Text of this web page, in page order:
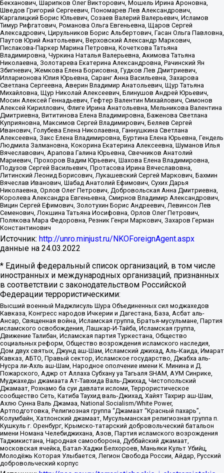
Бекханович, Шарипков Олег Викторович, Мошель Ирина Ароновна,
Шведов Григорий Сергеевич, Пономарев Лев Александрович,
Каргалицкий Борис Юльевич, Созаев Валерий Валерьевич, Исламов
Тимур Рифгатович, Романова Ольга Евгеньевна, Щаров Сергей
Алексадрович, Цирульников Борис Альбертович, Гасан Ольга Павловна,
Паутов Юрий Анатольевич, Верховский Александр Маркович,
Пислакова-Паркер Марина Петровна, Кочеткова Татьяна
Владимировна, Чуркина Наталья Валерьевна, Акимова Татьяна
Николаевна, Золотарева Екатерина Александровна, Рачинский Ян
Збигневич, Жемкова Елена Борисовна, Гудков Лев Дмитриевич,
Илларионова Юлия Юрьевна, Саранг Анна Васильевна, Захарова
Светлана Сергеевна, Аверин Владимир Анатольевич, Щур Татьяна
Михайловна, Щур Николай Алексеевич, Блинушов Андрей Юрьевич,
Мосин Алексей Геннадьевич, Гефтер Валентин Михайлович, Симонов
Алексей Кириллович, Флиге Ирина Анатольевна, Мельникова Валентина
Дмитриевна, Вититинова Елена Владимировна, Баженова Светлана
Куприяновна, Максимов Сергей Владимирович, Беляев Сергей
Иванович, Голубева Елена Николаевна, Ганнушкина Светлана
Алексеевна, Закс Елена Владимировна, Буртина Елена Юрьевна, Гендель
Людмила Залмановна, Кокорина Екатерина Алексеевна, Шуманов Илья
Вячеславович, Арапова Галина Юрьевна, Свечников Анатолий
Мариевич, Прохоров Вадим Юрьевич, Шахова Елена Владимировна,
Подузов Сергей Васильевич, Протасова Ирина Вячеславовна,
Литинский Леонид Борисович, Лукашевский Сергей Маркович, Бахмин
Вячеслав Иванович, Шабад Анатолий Ефимович, Сухих Дарья
Николаевна, Орлов Олег Петрович, Добровольская Анна Дмитриевна,
Королева Александра Евгеньевна, Смирнов Владимир Александрович,
Вицин Сергей Ефимович, Золотухин Борис Андреевич, Левинсон Лев
Семенович, Локшина Татьяна Иосифовна, Орлов Олег Петрович,
Полякова Мара Федоровна, Резник Генри Маркович, Захаров Герман
Константинович
Источник: http://unro.minjust.ru/NKOForeignAgent.aspx
данные на 24.03.2022
* Единый федеральный список организаций, в том числе
иностранных и международных организаций, признанных
в соответствии с законодательством Российской
Федерации террористическими:
Высший военный Маджлисуль Шура Объединенных сил моджахедов
Кавказа, Конгресс народов Ичкерии и Дагестана, База, Асбат аль-
Ансар, Священная война, Исламская группа, Братья-мусульмане, Партия
исламского освобождения, Лашкар-И-Тайба, Исламская группа,
Движение Талибан, Исламская партия Туркестана, Общество
социальных реформ, Общество возрождения исламского наследия,
Дом двух святых, Джунд аш-Шам, Исламский джихад, Аль-Каида, Имарат
Кавказ, АБТО, Правый сектор, Исламское государство, Джабха аль-
Нусра ли-Ахль аш-Шам, Народное ополчение имени К. Минина и Д.
Пожарского, Аджр от Аллаха Субхану уа Тагьаля SHAM, АУМ Синрике,
Муджахеды джамаата Ат-Тавхида Валь-Джихад, Чистопольский
Джамаат, Рохнамо ба суи давлати исломи, Террористическое
сообщество Сеть, Катиба Таухид валь-Джихад, Хайят Тахрир аш-Шам,
Ахлю Сунна Валь Джамаа, National Socialism/White Power,
Артподготовка, Религиозная группа “Джамаат “Красный пахарь”,
Колумбайн, Хатлонский джамаат, Мусульманская религиозная группа п.
Кушкуль г. Оренбург, Крымско-татарский добровольческий батальон
имени Номана Челебиджихана, Азов, Партия исламского возрождения
Таджикистана, Народная самооборона, Дуббайский джамаат,
московская ячейка, Батал-Хаджи Белхороев, Маньяки Культ Убийц,
Молодёжь Которая Улыбается, Легион Свобода России, Айдар, Русский
добровольческий корпус